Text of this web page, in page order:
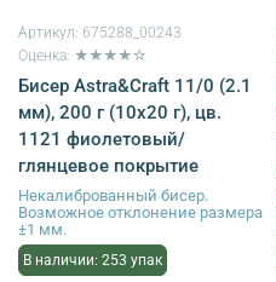
Артикул: 675288_00243
Оценка: ★★★★☆
Бисер Astra&Craft 11/0 (2.1
мм), 200 г (10х20 г), цв.
1121 фиолетовый/
глянцевое покрытие
Некалиброванный бисер.
Возможное отклонение размера
±1 мм.
В наличии: 253 упак